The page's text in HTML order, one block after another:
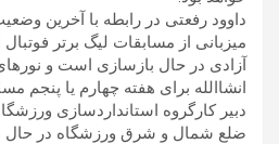
داوود رفعتی در رابطه با آخرین
میزبانی از مسابقات لیگ برتر
انشاالله برای هفته چهارم یا پنجم
دبیر کارگروه استانداردسازی
ضلع شمال و شرق ورزشگاه در حال